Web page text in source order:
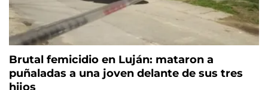
Brutal femicidio en Luján: mataron a
puñaladas a una joven delante de sus tres
hijos